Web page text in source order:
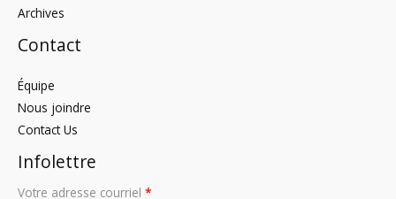
Archives
Contact
Équipe
Nous joindre
Contact Us
Infolettre
Votre adresse courriel *